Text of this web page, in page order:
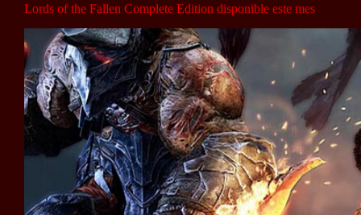
Lords of the Fallen Complete Edition disponible este mes